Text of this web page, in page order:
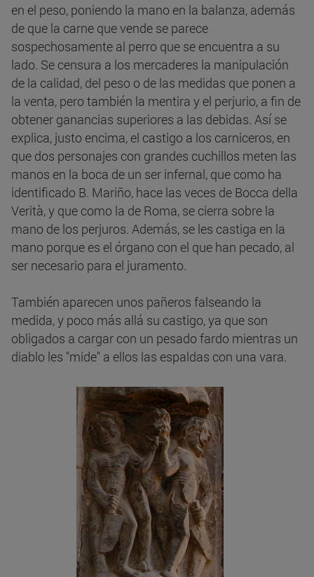
en el peso, poniendo la mano en la balanza, además
de que la carne que vende se parece
sospechosamente al perro que se encuentra a su
lado. Se censura a los mercaderes la manipulación
de la calidad, del peso o de las medidas que ponen a
la venta, pero también la mentira y el perjurio, a fin de
obtener ganancias superiores a las debidas. Así se
explica, justo encima, el castigo a los carniceros, en
que dos personajes con grandes cuchillos meten las
manos en la boca de un ser infernal, que como ha
identificado B. Mariño, hace las veces de Bocca della
Verità, y que como la de Roma, se cierra sobre la
mano de los perjuros. Además, se les castiga en la
mano porque es el órgano con el que han pecado, al
ser necesario para el juramento.
También aparecen unos pañeros falseando la
medida, y poco más allá su castigo, ya que son
obligados a cargar con un pesado fardo mientras un
diablo les "mide" a ellos las espaldas con una vara.